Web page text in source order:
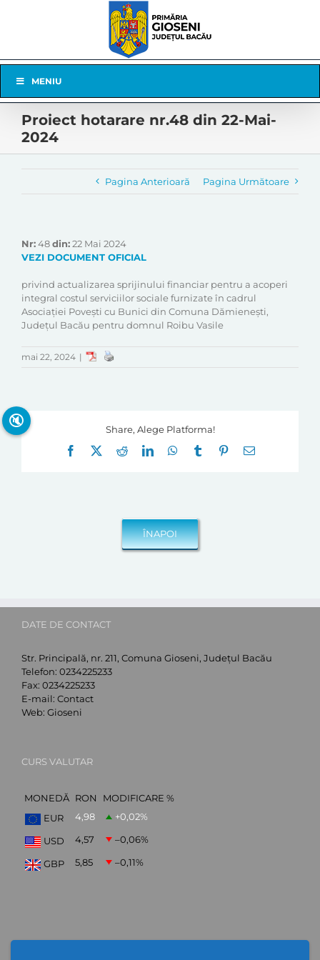
Navigation
MENIU
Proiect hotarare nr.48 din 22-Mai-
2024
Pagina Anterioară Pagina Următoare
Nr:48din:22 Mai 2024
VEZI DOCUMENT OFICIAL
privind actualizarea sprijinului financiar pentru a acoperi
integral costul serviciilor sociale furnizate în cadrul
Asociației Povești cu Bunici din Comuna Dămienești,
Județul Bacău pentru domnul Roibu Vasile
mai 22, 2024 |
Share, Alege Platforma!
Facebook
RedditLinkedInWhatsApp
Tumblr Pinterest
E-
DATE DE CONTACT
Str. Principală, nr. 211, Comuna Gioseni, Județul Bacău
Telefon: 0234225233
Fax: 0234225233
E-mail: Contact
Web: Gioseni
CURS VALUTAR
MONEDĂ RON
MODIFICARE %
EUR
4,98 +0,02%
USD 4,57 –0,06%
GBP 5,85 –0,11%
🔇